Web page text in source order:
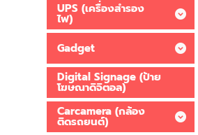
UPS (เครื่องสำรอง
ไฟ)
Gadget
Digital Signage (ป้าย
โฆษณาดิจิตอล)
Carcamera (กล้อง
ติดรถยนต์)